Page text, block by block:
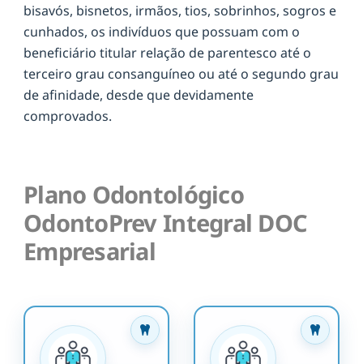
bisavós, bisnetos, irmãos, tios, sobrinhos, sogros e
cunhados, os indivíduos que possuam com o
beneficiário titular relação de parentesco até o
terceiro grau consanguíneo ou até o segundo grau
de afinidade, desde que devidamente
comprovados.
Plano Odontológico
OdontoPrev Integral DOC
Empresarial